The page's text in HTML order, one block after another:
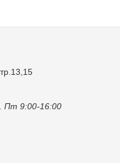
Пт 9:00-16:00